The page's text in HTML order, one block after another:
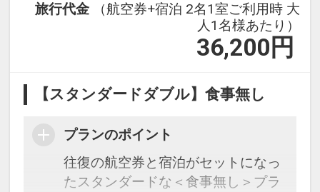
旅行代金
（航空券+宿泊 2名1室ご利用時 大
人1名様あたり）
36,200 円
【スタンダードダブル】食事無し
プランのポイント
往復の航空券と宿泊がセットになっ
たスタンダードな＜食事無し＞プラ